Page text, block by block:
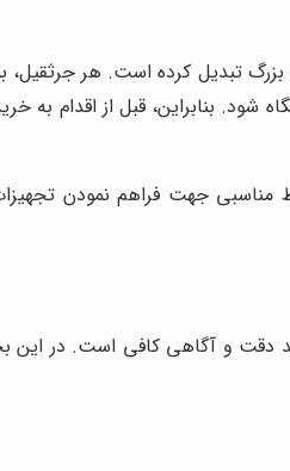
بزرگ تبدیل کرده است. هر
شود. بنابراین، قبل از اقدام
جهت فراهم نمودن
و آگاهی کافی است. در این